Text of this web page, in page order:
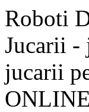
Roboti
Jucarii -
jucarii